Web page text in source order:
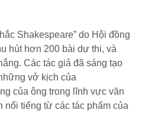
Shakespeare” do Hội đồng
hút hơn 200 bài dự thi, và
Các tác giả đã sáng tạo
vở kịch của
của ông trong lĩnh vực văn
nổi tiếng từ các tác phẩm của